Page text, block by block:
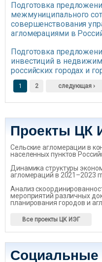
Подготовка
межмуниципального
совершенствования
агломерациями в
Подготовка
инвестиций в
российских городах и
Страницы
1 2 следующая ›
Проекты ЦК
Сельские агломерации в
населенных пунктов
Динамика структуры
агломераций в 2021–2023
Анализ
мероприятий различных
планирования городов и
Все проекты ЦК ИЭГ